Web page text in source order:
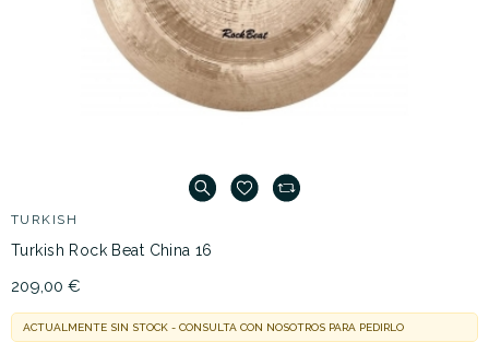
TURKISH
Turkish Rock Beat China 16
209,00 €
ACTUALMENTE SIN STOCK - CONSULTA CON NOSOTROS PARA PEDIRLO